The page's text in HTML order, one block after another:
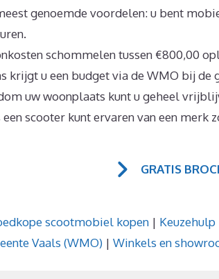
genoemde voordelen: u bent
schommelen tussen €800,00
krijgt u een budget via de WMO bij
uw woonplaats kunt u geheel
een scooter kunt ervaren van een merk
GRATIS
scootmobiel kopen | Keuzehulp
Vaals (WMO) | Winkels en